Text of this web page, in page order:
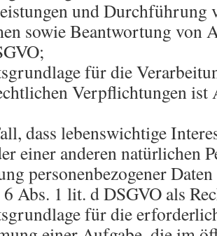
und Durchführung
sowie Beantwortung von
für die
Verpflichtungen
dass lebenswichtige
einer anderen natürlichen
personenbezogener
Abs. 1 lit. d DSGVO als
für die